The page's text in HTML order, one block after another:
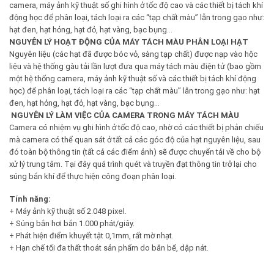
camera, máy ảnh kỹ thuật số ghi hình ở tốc độ cao và các thiết bị tách khí
động học để phân loại, tách loại ra các “tạp chất màu” lẫn trong gạo như:
hạt đen, hạt hỏng, hạt đỏ, hạt vàng, bạc bụng…
NGUYÊN LÝ HOẠT ĐỘNG CỦA MÁY TÁCH MÀU PHÂN LOẠI HẠT
Nguyên liệu (các hạt đã được bóc vỏ, sàng tạp chất) được nạp vào hộc
liệu và hệ thống gàu tải lần lượt đưa qua máy tách màu điện tử (bao gồm
một hệ thống camera, máy ảnh kỹ thuật số và các thiết bị tách khí động
học) để phân loại, tách loại ra các “tạp chất màu” lẫn trong gạo như: hạt
đen, hạt hỏng, hạt đỏ, hạt vàng, bạc bụng…
NGUYÊN LÝ LÀM VIỆC CỦA CAMERA TRONG MÁY TÁCH MÀU
Camera có nhiệm vụ ghi hình ở tốc độ cao, nhờ có các thiết bị phản chiếu
mà camera có thể quan sát ở tất cả các góc độ của hạt nguyên liệu, sau
đó toàn bộ thông tin (tất cả các điểm ảnh) sẽ được chuyển tải về cho bộ
xử lý trung tâm. Tại đây quá trình quét và truyền đạt thông tin trở lại cho
súng bắn khí để thực hiện công đoạn phân loại.
Tính năng:
+ Máy ảnh kỹ thuật số 2.048 pixel.
+ Súng bắn hơi bắn 1.000 phát/giây.
+ Phát hiện điểm khuyết tật 0,1mm, rất mờ nhạt.
+ Hạn chế tối đa thất thoát sản phẩm do bắn bể, dập nát.